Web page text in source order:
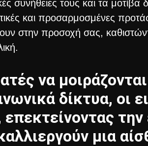
συνήθειες τους και τα
και προσαρμοσμένες
στην προσοχή σας,
να
δίκτυα, οι
μια